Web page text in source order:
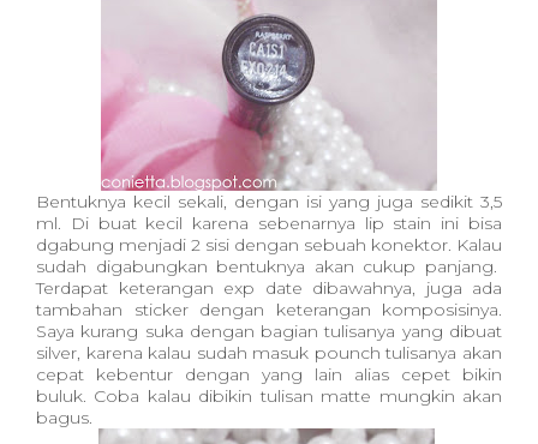
Bentuknya kecil sekali, dengan isi yang juga sedikit 3,5
ml. Di buat kecil karena sebenarnya lip stain ini bisa
dgabung menjadi 2 sisi dengan sebuah konektor. Kalau
sudah digabungkan bentuknya akan cukup panjang.
Terdapat keterangan exp date dibawahnya, juga ada
tambahan sticker dengan keterangan komposisinya.
Saya kurang suka dengan bagian tulisanya yang dibuat
silver, karena kalau sudah masuk pounch tulisanya akan
cepat kebentur dengan yang lain alias cepet bikin
buluk. Coba kalau dibikin tulisan matte mungkin akan
bagus.